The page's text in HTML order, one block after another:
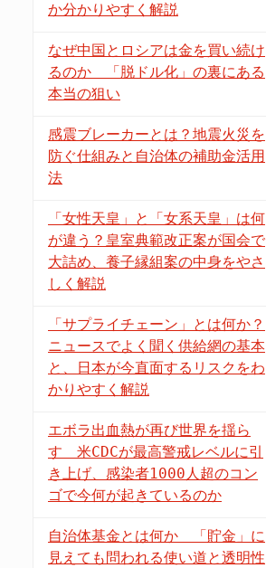
か分かりやすく解説
なぜ中国とロシアは金を買い続け
るのか 「脱ドル化」の裏にある
本当の狙い
感震ブレーカーとは？地震火災を
防ぐ仕組みと自治体の補助金活用
法
「女性天皇」と「女系天皇」は何
が違う？皇室典範改正案が国会で
大詰め、養子縁組案の中身をやさ
しく解説
「サプライチェーン」とは何か？
ニュースでよく聞く供給網の基本
と、日本が今直面するリスクをわ
かりやすく解説
エボラ出血熱が再び世界を揺ら
す 米CDCが最高警戒レベルに引
き上げ、感染者1000人超のコン
ゴで今何が起きているのか
自治体基金とは何か 「貯金」に
見えても問われる使い道と透明性